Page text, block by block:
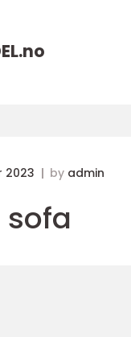
no
2023 by admin
sofa